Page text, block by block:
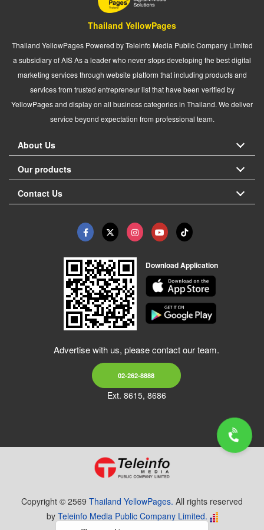
Thailand YellowPages
Thailand YellowPages Powered by Teleinfo Media Public Company Limited
a subsidiary of AIS As a leader who never stops developing the best digital
marketing services through website platform that including products and
services from trusted entrepreneur list that have been verified by
YellowPages and display on all business categories in Thailand. We deliver
service beyond expectation from professional team.
About Us
Our products
Contact Us
Download Application
Advertise with us, please contact our team.
02-262-8888
Ext. 8615, 8686
Copyright © 2569 Thailand YellowPages. All rights reserved
by Teleinfo Media Public Company Limited.